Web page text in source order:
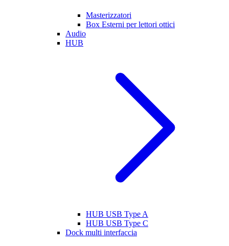
Masterizzatori
Box Esterni per lettori ottici
Audio
HUB
HUB USB Type A
HUB USB Type C
Dock multi interfaccia